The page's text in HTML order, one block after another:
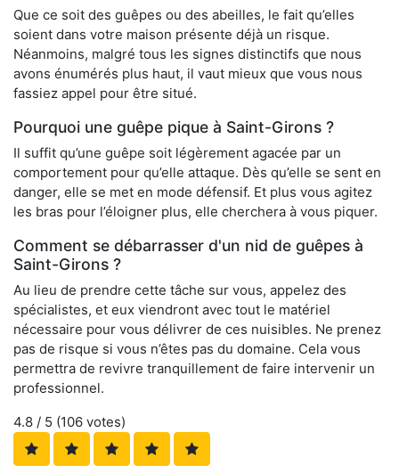
Que ce soit des guêpes ou des abeilles, le fait qu’elles
soient dans votre maison présente déjà un risque.
Néanmoins, malgré tous les signes distinctifs que nous
avons énumérés plus haut, il vaut mieux que vous nous
fassiez appel pour être situé.
Pourquoi une guêpe pique à Saint-Girons ?
Il suffit qu’une guêpe soit légèrement agacée par un
comportement pour qu’elle attaque. Dès qu’elle se sent en
danger, elle se met en mode défensif. Et plus vous agitez
les bras pour l’éloigner plus, elle cherchera à vous piquer.
Comment se débarrasser d'un nid de guêpes à
Saint-Girons ?
Au lieu de prendre cette tâche sur vous, appelez des
spécialistes, et eux viendront avec tout le matériel
nécessaire pour vous délivrer de ces nuisibles. Ne prenez
pas de risque si vous n’êtes pas du domaine. Cela vous
permettra de revivre tranquillement de faire intervenir un
professionnel.
4.8 / 5 (106 votes)